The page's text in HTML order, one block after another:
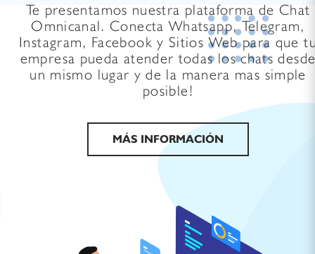
Te presentamos nuestra plataforma de Chat
Omnicanal. Conecta Whatsapp, Telegram,
Instagram, Facebook y Sitios Web para que
empresa pueda atender todas los chats
un mismo lugar y de la manera mas simple
posible!
MÁS INFORMACIÓN